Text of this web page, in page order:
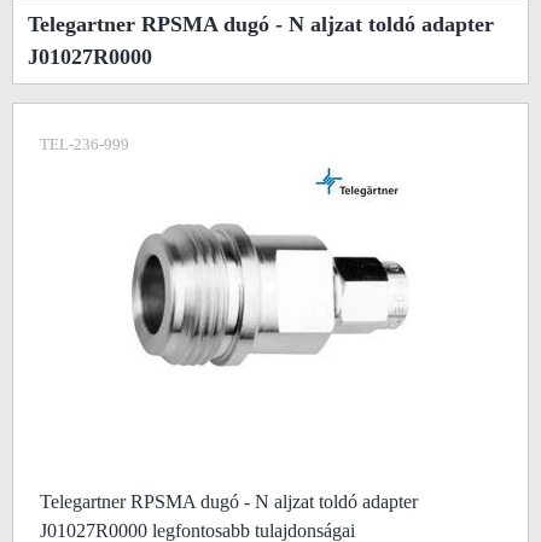
Telegartner RPSMA dugó - N aljzat toldó adapter
J01027R0000
TEL-236-999
Telegartner RPSMA dugó - N aljzat toldó adapter
J01027R0000 legfontosabb tulajdonságai